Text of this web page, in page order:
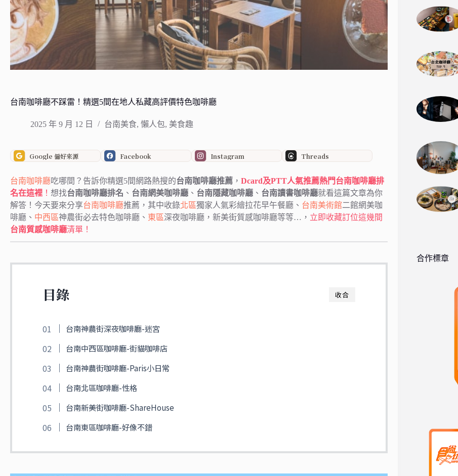
台南咖啡廳不踩雷！精選5間在地人私藏高評價特色咖啡廳
2025 年 9 月 12 日 台南美食, 懶人包, 美食趣
Google 偏好來源 Facebook Instagram Threads
台南咖啡廳吃哪間？告訴你精選5間網路熱搜的台南咖啡廳推薦 ， Dcard及PTT人氣推薦熱門台南咖啡廳排
名在這裡 ！ 想找台南咖啡廳排名 、 台南網美咖啡廳 、 台南隱藏咖啡廳 、 台南讀書咖啡廳就看這篇文章為你
解答！今天要來分享台南咖啡廳推薦，其中收錄北區獨家人氣彩繪拉花早午餐廳、 台南美術館二館網美咖
啡廳、 中西區神農街必去特色咖啡廳、 東區深夜咖啡廳，新美街質感咖啡廳等等…， 立即收藏訂位這幾間
台南質感咖啡廳清單！
收合
目錄
台南神農街深夜咖啡廳-迷宮
台南中西區咖啡廳-街貓咖啡店
台南神農街咖啡廳-Paris小日常
台南北區咖啡廳-性格
台南新美街咖啡廳-ShareHouse
台南東區咖啡廳-好像不錯
合作標章